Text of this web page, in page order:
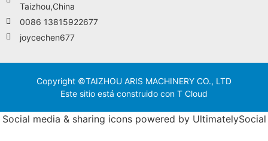
Taizhou,China
0086 13815922677
joycechen677
Copyright ©TAIZHOU ARIS MACHINERY CO., LTD
Este sitio está construido con T Cloud
Social media & sharing icons powered by UltimatelySocial